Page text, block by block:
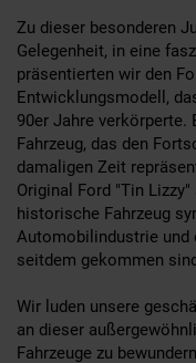
Zu dieser besonderen
Gelegenheit, in eine
präsentierten wir den
Entwicklungsmodell,
90er Jahre verkörperte.
Fahrzeug, das den
damaligen Zeit
Original Ford "Tin
historische Fahrzeug
Automobilindustrie und
seitdem gekommen
Wir luden unsere
an dieser
Fahrzeuge zu